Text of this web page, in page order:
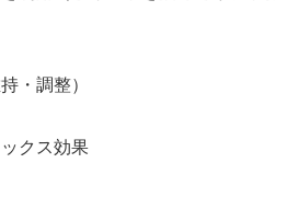
・調整）
クス効果